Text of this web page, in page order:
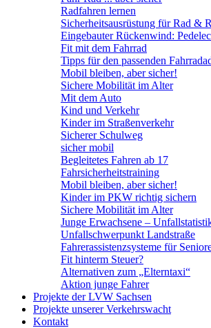
Radfahren lernen
Sicherheitsausrüstung für Rad &
Eingebauter Rückenwind:
Fit mit dem Fahrrad
Tipps für den passenden
Mobil bleiben, aber sicher!
Sichere Mobilität im Alter
Mit dem Auto
Kind und Verkehr
Kinder im Straßenverkehr
Sicherer Schulweg
sicher mobil
Begleitetes Fahren ab 17
Fahrsicherheitstraining
Mobil bleiben, aber sicher!
Kinder im PKW richtig sichern
Sichere Mobilität im Alter
Junge Erwachsene –
Unfallschwerpunkt Landstraße
Fahrerassistenzsysteme für
Fit hinterm Steuer?
Alternativen zum „Elterntaxi“
Aktion junge Fahrer
Projekte der LVW Sachsen
Projekte unserer Verkehrswacht
Kontakt